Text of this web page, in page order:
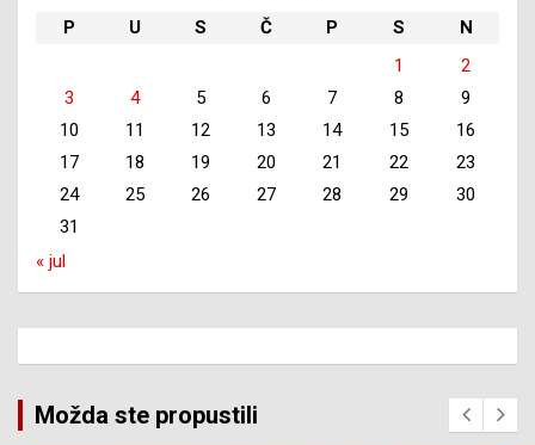
P
U S Č P S
N
1
2
3
4 5 6 7 8
9
10
11 12 13 14 15
16
17
18 19 20 21 22
23
24
25 26 27 28 29
30
31
« jul
Možda ste propustili